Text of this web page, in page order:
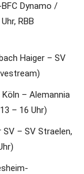
Dynamo /
RBB
Haiger – SV
– Alemannia
– 16 Uhr)
SV – SV Straelen,